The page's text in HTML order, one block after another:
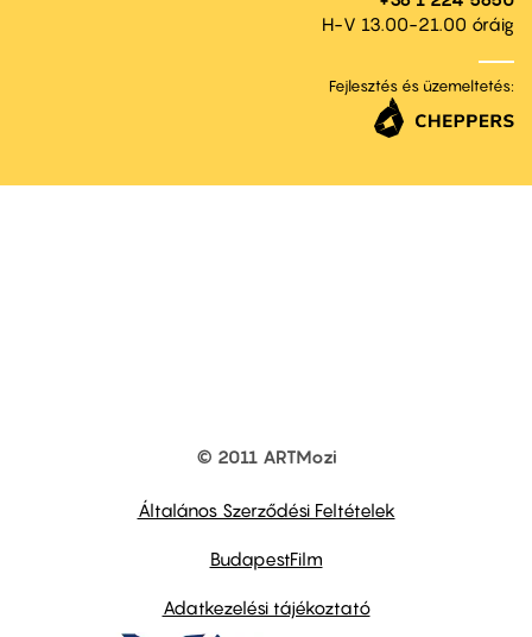
H-V 13.00-21.00 óráig
Fejlesztés és üzemeltetés:
© 2011 ARTMozi
Általános Szerződési Feltételek
BudapestFilm
Adatkezelési tájékoztató